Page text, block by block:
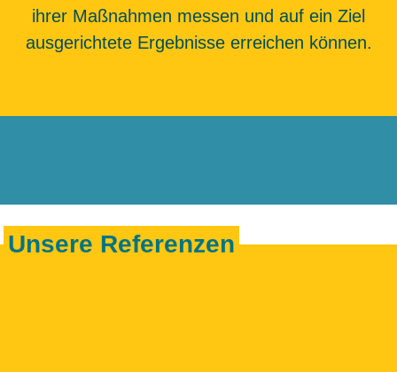
ihrer Maßnahmen messen und auf ein Ziel
ausgerichtete Ergebnisse erreichen können.
Unsere Referenzen